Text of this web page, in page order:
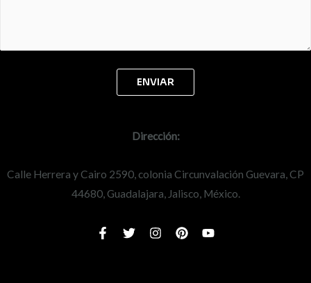
Dirección:
Calle Herrera y Cairo 2590, colonia Circunvalación Guevara, CP
44680, Guadalajara, Jalisco, México.